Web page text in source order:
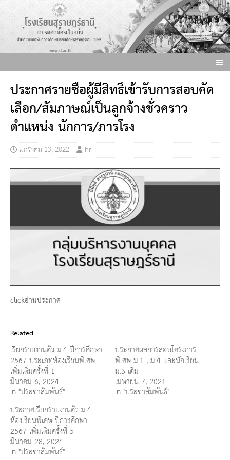
ประกาศรายชื่อผู้มีสิทธิ์เข้ารับการสอบคัด
เลือก/สัมภาษณ์เป็นลูกจ้างชั่วคราว
ตำแหน่ง นักการ/ภารโรง
มกราคม 13, 2022 hr
clickอ่านประกาศ
Related
เรียกรายงานตัว ม.4 ปีการศึกษา
2567 ประเภทห้องเรียนพิเศษ
เพิ่มเติมครั้งที่ 1
มีนาคม 6, 2024
In "ประชาสัมพันธ์"
ประกาศผลการสอบโครงการ
พิเศษ ม.1 , ม.4 และนักเรียน
ม.3 เดิม
เมษายน 7, 2021
In "ประชาสัมพันธ์"
ประกาศเรียกรายงานตัว ม.4
ห้องเรียนพิเศษ ปีการศึกษา
2567 เพิ่มเติมครั้งที่ 5
มีนาคม 28, 2024
In "ประชาสัมพันธ์"